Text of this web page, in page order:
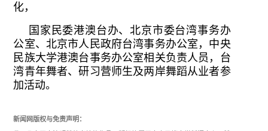
化，
国家民委港澳台办、北京市委台湾事务办
公室、北京市人民政府台湾事务办公室，中央
民族大学港澳台事务办公室相关负责人员，台
湾青年舞者、研习营师生及两岸舞蹈从业者参
加活动。
新闻网版权与免责声明：